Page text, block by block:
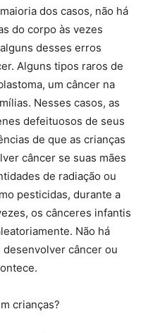
dos casos, não há
do corpo às vezes
desses erros
Alguns tipos raros de
um câncer na
Nesses casos, as
defeituosos de seus
de que as crianças
câncer se suas mães
de radiação ou
pesticidas, durante a
os cânceres infantis
Não há
câncer ou
crianças?